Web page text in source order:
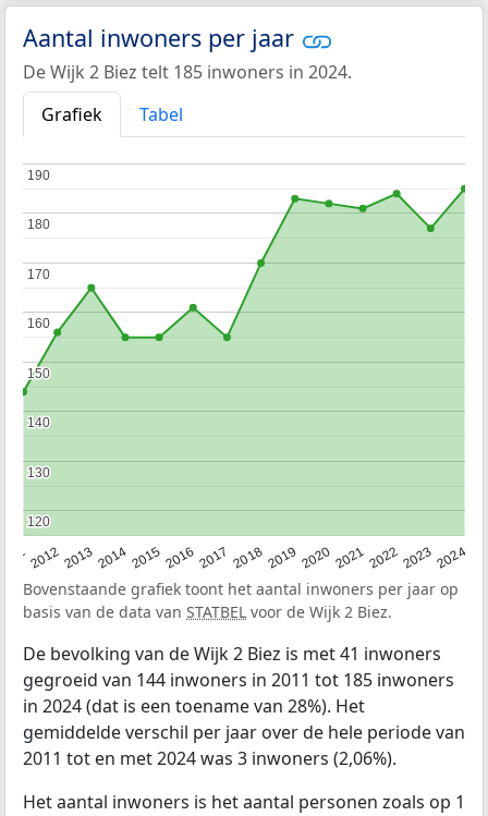
Aantal inwoners per jaar
De Wijk 2 Biez telt 185 inwoners in 2024.
Grafiek
Tabel
201220132014201520162017 20182019 20202021202220232024
120
120
130
130
140
140
150
150
160
160
170
170
180
180
190
190
Bovenstaande grafiek toont het aantal inwoners per jaar op
basis van de data van STATBEL voor de Wijk 2 Biez.
De bevolking van de Wijk 2 Biez is met 41 inwoners
gegroeid van 144 inwoners in 2011 tot 185 inwoners
in 2024 (dat is een toename van 28%). Het
gemiddelde verschil per jaar over de hele periode van
2011 tot en met 2024 was 3 inwoners (2,06%).
Het aantal inwoners is het aantal personen zoals op 1